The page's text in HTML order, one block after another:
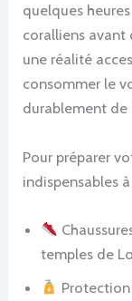
quelques
coralliens avant
une réalité
consommer le
durablement de
Pour préparer
indispensables
temples de